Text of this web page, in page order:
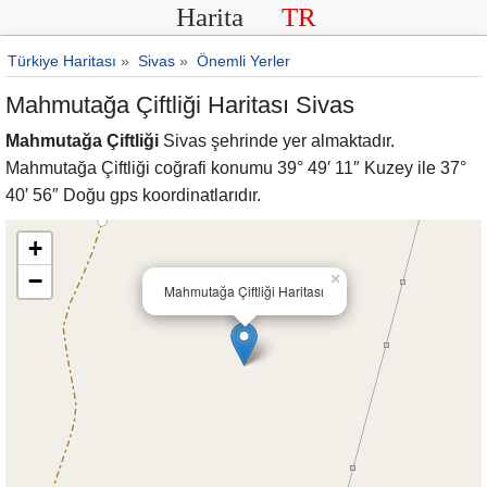
Harita TR
Türkiye Haritası » Sivas » Önemli Yerler
Mahmutağa Çiftliği Haritası Sivas
Mahmutağa Çiftliği Sivas şehrinde yer almaktadır.
Mahmutağa Çiftliği coğrafi konumu 39° 49′ 11″ Kuzey ile 37°
40′ 56″ Doğu gps koordinatlarıdır.
Mahmutağa Çiftliği Haritası
×
+
−